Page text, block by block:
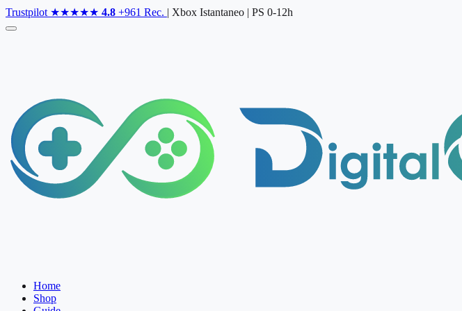
Skip
Trustpilot ★★★★★ 4.8 +961 Rec. | Xbox Istantaneo | PS 0-12h
Home
Shop